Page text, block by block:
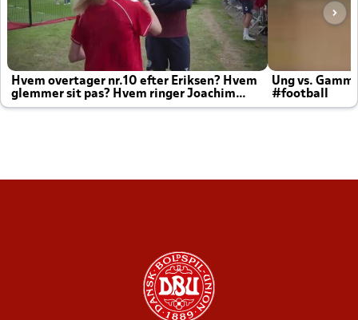
Hvem overtager nr.10 efter Eriksen? Hvem
glemmer sit pas? Hvem ringer Joachim
altid til efter kampe?
Ung vs.
#football